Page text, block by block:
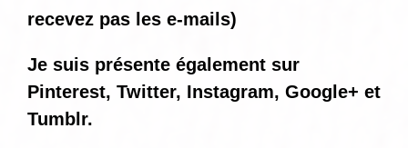
recevez pas les e-mails)
Je suis présente également sur
Pinterest, Twitter, Instagram, Google+ et
Tumblr.